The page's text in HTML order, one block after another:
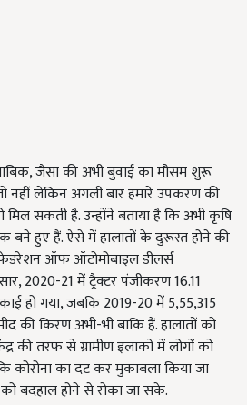
जैसा की अभी बुवाई का मौसम शुरू
नहीं लेकिन अगली बार हमारे उपकरण की
सकती है. उन्होंने बताया है कि अभी कृषि
बने हुए हैं. ऐसे में हालातों के दुरूस्त होने की
ऑफ ऑटोमोबाइल डीलर्स
2020-21 में ट्रैक्टर पंजीकरण 16.11
हो गया, जबकि 2019-20 में 5,55,315
की किरण अभी-भी बाकि हैं. हालातों को
की तरफ से ग्रामीण इलाकों में लोगों को
कोरोना का दट कर मुकाबला किया जा
बदहाल होने से रोका जा सके.